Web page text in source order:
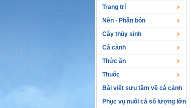
Trang trí
Nền - Phân bón
Cây thủy sinh
Cá cảnh
Thức ăn
Thuốc
Bài viết sưu tầm về cá cảnh
Phục vụ nuôi cá số lượng lớn